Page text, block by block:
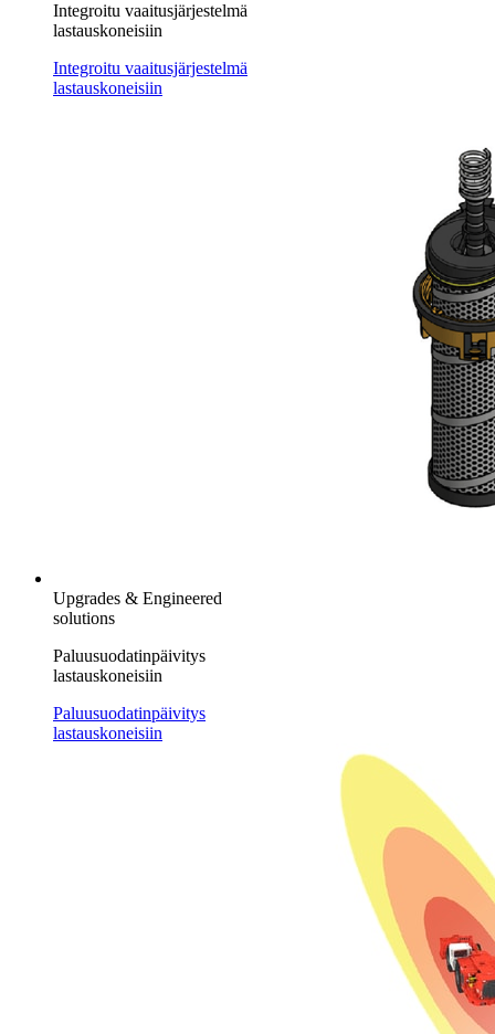
Integroitu vaaitusjärjestelmä
lastauskoneisiin
Integroitu vaaitusjärjestelmä
lastauskoneisiin
Upgrades & Engineered
solutions
Paluusuodatinpäivitys
lastauskoneisiin
Paluusuodatinpäivitys
lastauskoneisiin